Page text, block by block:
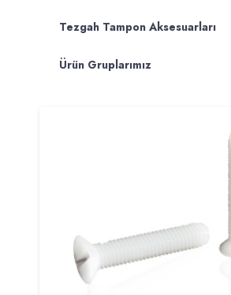
Tezgah Tampon Aksesuarları
Ürün Gruplarımız